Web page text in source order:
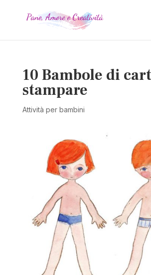
10 Bambole di
stampare
Attività per bambini